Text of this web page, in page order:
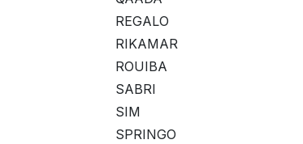
REGALO
RIKAMAR
ROUIBA
SABRI
SIM
SPRINGO